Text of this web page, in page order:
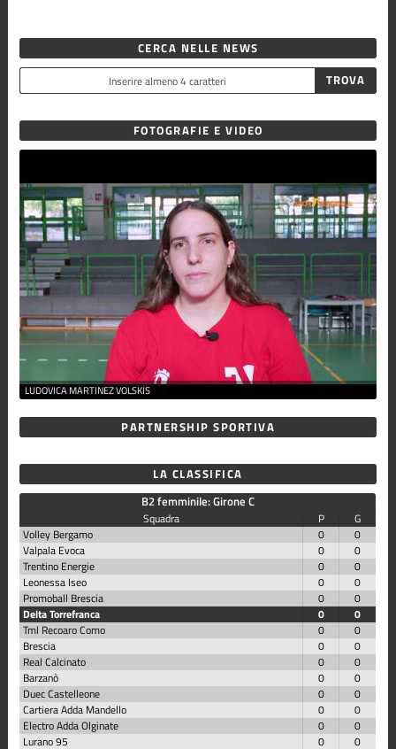
CERCA NELLE NEWS
FOTOGRAFIE E VIDEO
LUDOVICA MARTINEZ VOLSKIS
PARTNERSHIP SPORTIVA
LA CLASSIFICA
B2 femminile: Girone C
Squadra P
G
Volley Bergamo
0
0
Valpala Evoca
0
0
Trentino Energie
0
0
Leonessa Iseo
0
0
Promoball Brescia
0
0
Delta Torrefranca
0
0
Tml Recoaro Como
0
0
Brescia
0
0
Real Calcinato
0
0
Barzanò
0
0
Duec Castelleone
0
0
Cartiera Adda Mandello
0
0
Electro Adda Olginate
0
0
Lurano 95
0 0